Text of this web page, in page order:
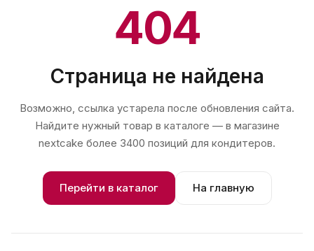
404
Страница не найдена
Возможно, ссылка устарела после обновления сайта.
Найдите нужный товар в каталоге — в магазине
nextcake более 3400 позиций для кондитеров.
Перейти в каталог На главную